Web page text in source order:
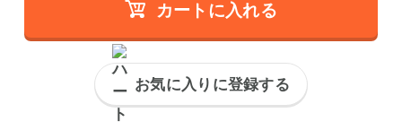
カートに入れる
お気に入りに登録する